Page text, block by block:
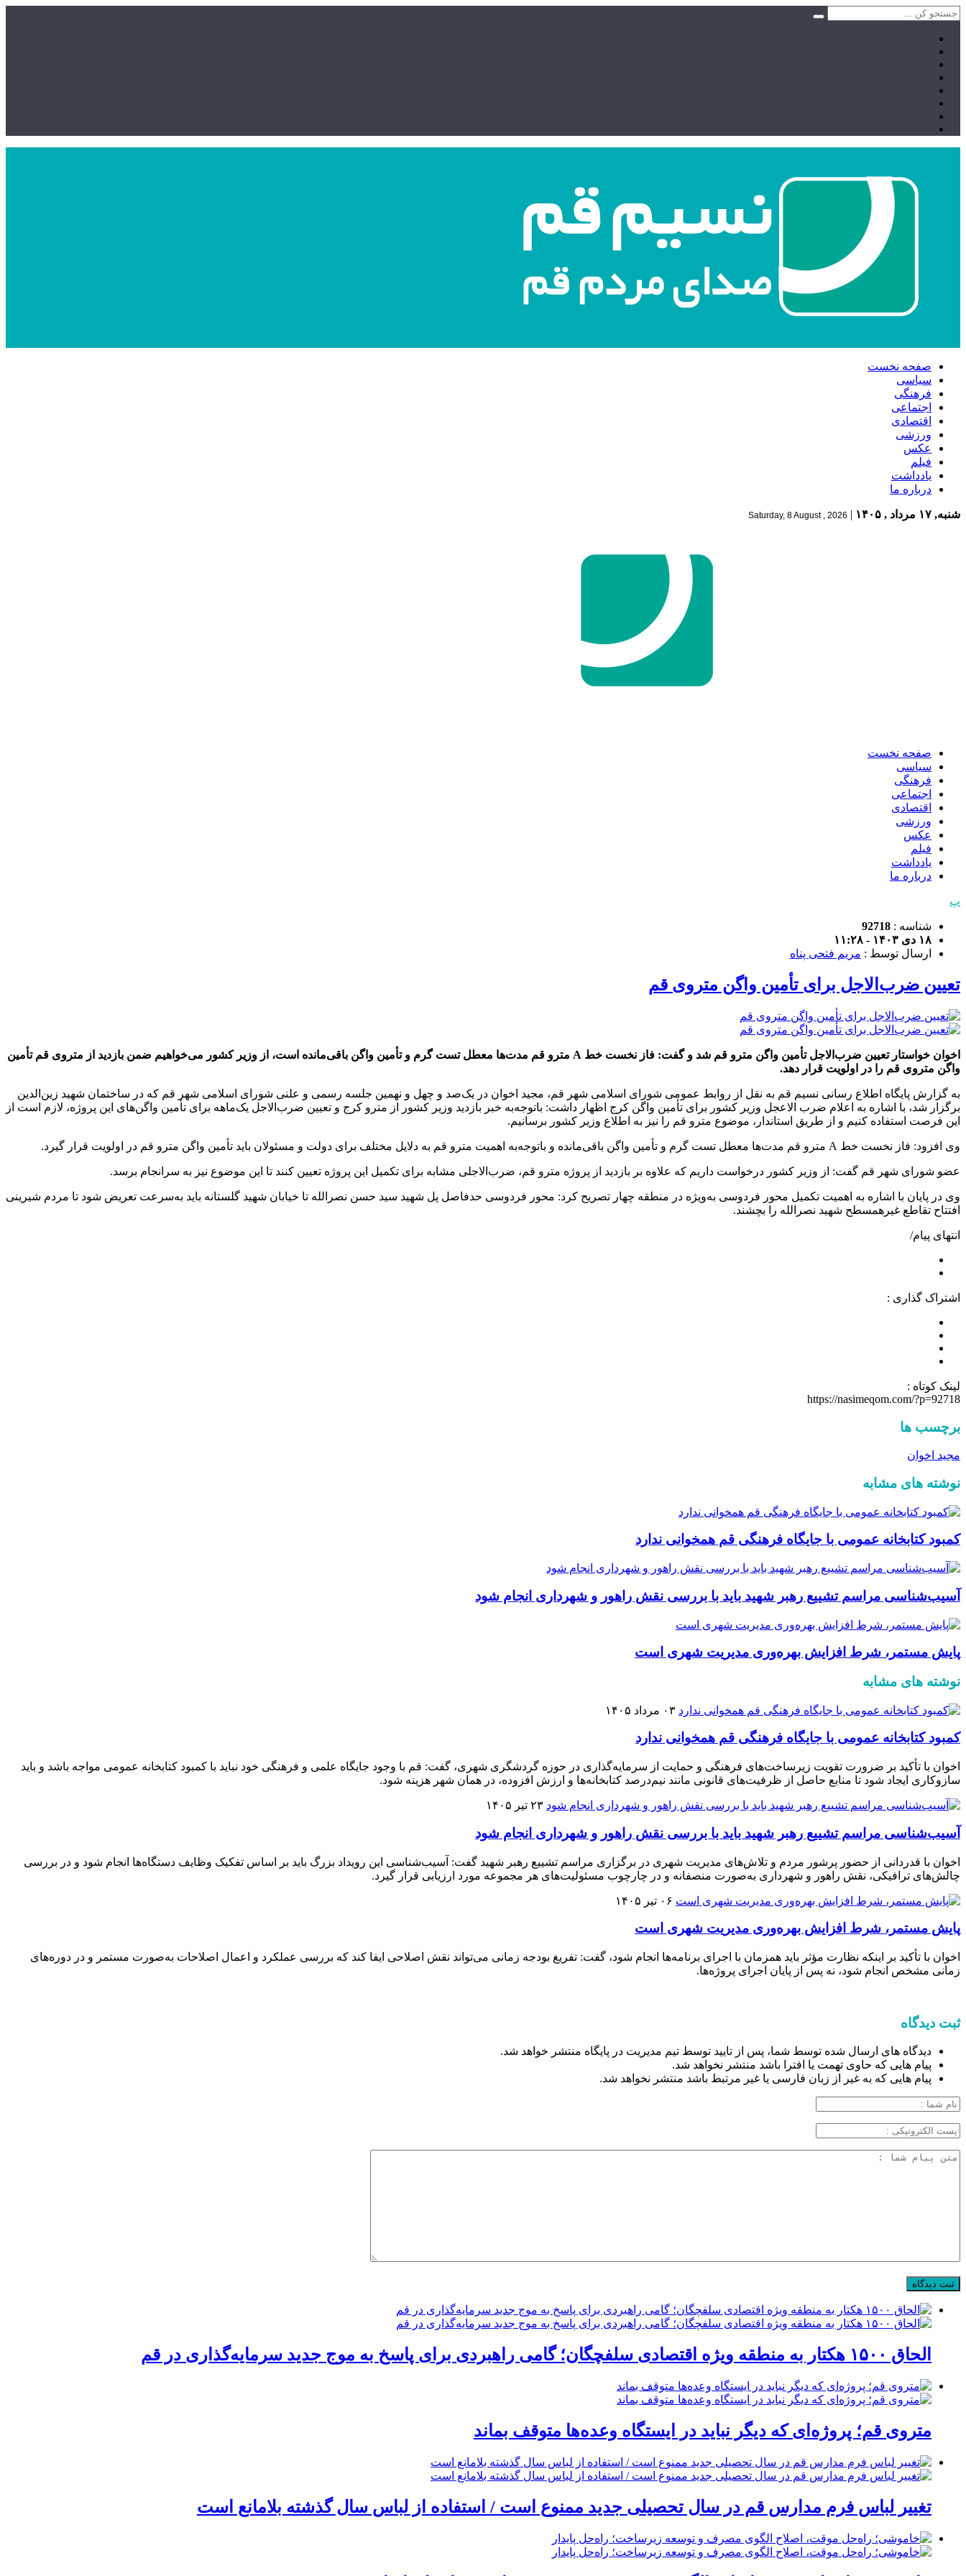
صفحه نخست
سیاسی
فرهنگی
اجتماعی
اقتصادی
ورزشی
عکس
فیلم
یادداشت
درباره ما
شنبه, ۱۷ مرداد , ۱۴۰۵ |
Saturday, 8 August , 2026
صفحه نخست
سیاسی
فرهنگی
اجتماعی
اقتصادی
ورزشی
عکس
فیلم
یادداشت
درباره ما
پ
شناسه : 92718
۱۸ دی ۱۴۰۳ - ۱۱:۲۸
ارسال توسط : مریم فتحی پناه
تعیین ضرب‌الاجل برای تأمین واگن متروی قم
اخوان خواستار تعیین ضرب‌الاجل تأمین واگن مترو قم شد و گفت: فاز نخست خط A مترو قم مدت‌ها معطل تست گرم و تأمین واگن باقی‌مانده است، از وزیر کشور می‌خواهیم ضمن بازدید از متروی قم تأمین
واگن متروی قم را در اولویت قرار دهد.
به گزارش پایگاه اطلاع رسانی نسیم قم به نقل از روابط عمومی شورای اسلامی شهر قم، مجید اخوان در یک‌صد و چهل و نهمین جلسه رسمی و علنی شورای اسلامی شهر قم که در ساختمان شهید زین‌الدین
برگزار شد، با اشاره به اعلام ضرب الاعجل وزیر کشور برای تأمین واگن کرج اظهار داشت: باتوجه‌به خبر بازدید وزیر کشور از مترو کرج و تعیین ضرب‌الاجل یک‌ماهه برای تأمین واگن‌های این پروژه، لازم است از
این فرصت استفاده کنیم و از طریق استاندار، موضوع مترو قم را نیز به اطلاع وزیر کشور برسانیم.
وی افزود: فاز نخست خط A مترو قم مدت‌ها معطل تست گرم و تأمین واگن باقی‌مانده و باتوجه‌به اهمیت مترو قم به دلایل مختلف برای دولت و مسئولان باید تأمین واگن مترو قم در اولویت قرار گیرد.
عضو شورای شهر قم گفت: از وزیر کشور درخواست داریم که علاوه بر بازدید از پروژه مترو قم، ضرب‌الاجلی مشابه برای تکمیل این پروژه تعیین کنند تا این موضوع نیز به سرانجام برسد.
وی در پایان با اشاره به اهمیت تکمیل محور فردوسی به‌ویژه در منطقه چهار تصریح کرد: محور فردوسی حدفاصل پل شهید سید حسن نصرالله تا خیابان شهید گلستانه باید به‌سرعت تعریض شود تا مردم شیرینی
افتتاح تقاطع غیرهمسطح شهید نصرالله را بچشند.
انتهای پیام/
اشتراک گذاری :
لینک کوتاه :
https://nasimeqom.com/?p=92718
برچسب ها
مجید اخوان
نوشته های مشابه
کمبود کتابخانه عمومی با جایگاه فرهنگی قم همخوانی ندارد
آسیب‌شناسی مراسم تشییع رهبر شهید باید با بررسی نقش راهور و شهرداری انجام شود
پایش مستمر، شرط افزایش بهره‌وری مدیریت شهری است
نوشته های مشابه
۰۳ مرداد ۱۴۰۵
کمبود کتابخانه عمومی با جایگاه فرهنگی قم همخوانی ندارد
اخوان با تأکید بر ضرورت تقویت زیرساخت‌های فرهنگی و حمایت از سرمایه‌گذاری در حوزه گردشگری شهری، گفت: قم با وجود جایگاه علمی و فرهنگی خود نباید با کمبود کتابخانه عمومی مواجه باشد و باید
سازوکاری ایجاد شود تا منابع حاصل از ظرفیت‌های قانونی مانند نیم‌درصد کتابخانه‌ها و ارزش افزوده، در همان شهر هزینه شود.
۲۳ تیر ۱۴۰۵
آسیب‌شناسی مراسم تشییع رهبر شهید باید با بررسی نقش راهور و شهرداری انجام شود
اخوان با قدردانی از حضور پرشور مردم و تلاش‌های مدیریت شهری در برگزاری مراسم تشییع رهبر شهید گفت: آسیب‌شناسی این رویداد بزرگ باید بر اساس تفکیک وظایف دستگاه‌ها انجام شود و در بررسی
چالش‌های ترافیکی، نقش راهور و شهرداری به‌صورت منصفانه و در چارچوب مسئولیت‌های هر مجموعه مورد ارزیابی قرار گیرد.
۰۶ تیر ۱۴۰۵
پایش مستمر، شرط افزایش بهره‌وری مدیریت شهری است
اخوان با تأکید بر اینکه نظارت مؤثر باید همزمان با اجرای برنامه‌ها انجام شود، گفت: تفریغ بودجه زمانی می‌تواند نقش اصلاحی ایفا کند که بررسی عملکرد و اعمال اصلاحات به‌صورت مستمر و در دوره‌های
زمانی مشخص انجام شود، نه پس از پایان اجرای پروژه‌ها.
ثبت دیدگاه
دیدگاه های ارسال شده توسط شما، پس از تایید توسط تیم مدیریت در پایگاه منتشر خواهد شد.
پیام هایی که حاوی تهمت یا افترا باشد منتشر نخواهد شد.
پیام هایی که به غیر از زبان فارسی یا غیر مرتبط باشد منتشر نخواهد شد.
الحاق ۱۵۰۰ هکتار به منطقه ویژه اقتصادی سلفچگان؛ گامی راهبردی برای پاسخ به موج جدید سرمایه‌گذاری در قم
متروی قم؛ پروژه‌ای که دیگر نباید در ایستگاه وعده‌ها متوقف بماند
تغییر لباس فرم مدارس قم در سال تحصیلی جدید ممنوع است / استفاده از لباس سال گذشته بلامانع است